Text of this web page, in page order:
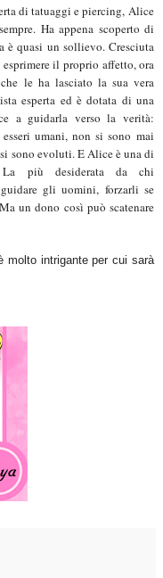
di tatuaggi e piercing, Alice
Ha appena scoperto di
è quasi un sollievo. Cresciuta
il proprio affetto, ora
le ha lasciato la sua vera
esperta ed è dotata di una
a guidarla verso la verità:
umani, non si sono mai
sono evoluti. E Alice è una di
più desiderata da chi
gli uomini, forzarli se
Ma un dono così può scatenare
molto intrigante per cui sarà